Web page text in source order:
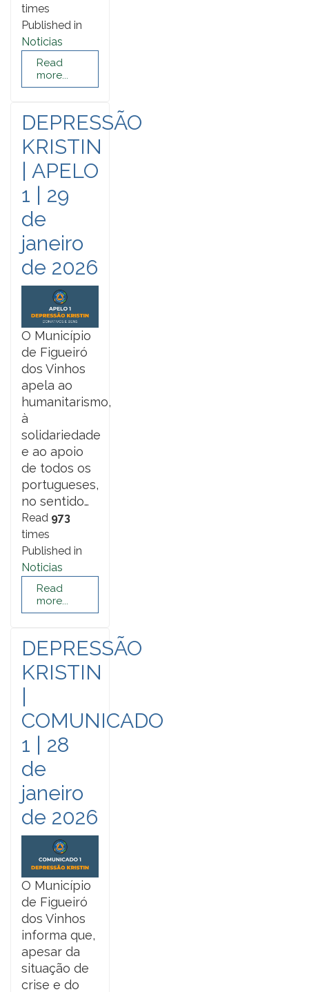
times
Published in
Noticias
Read
more...
DEPRESSÃO
KRISTIN
| APELO
1 | 29
de
janeiro
de 2026
O Município
de Figueiró
dos Vinhos
apela ao
humanitarismo,
à
solidariedade
e ao apoio
de todos os
portugueses,
no sentido…
Read 973
times
Published in
Noticias
Read
more...
DEPRESSÃO
KRISTIN
COMUNICADO
1 | 28
de
janeiro
de 2026
O Município
de Figueiró
dos Vinhos
informa que,
apesar da
situação de
crise e do